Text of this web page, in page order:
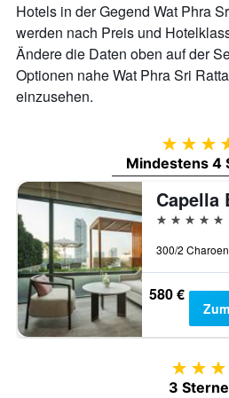
Hotels in der Gegend Wat Phra
werden nach Preis und
Ändere die Daten oben auf der
Optionen nahe Wat Phra Sri
einzusehen.
4
Mindestens 4
5 Sterne
580 €
3
3 Sterne